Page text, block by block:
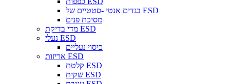
בגדים אנטי -סטטיים של ESD
מסיכת פנים
מדי בדיקת ESD
נעלי ESD
כיסוי נעליים
אריזות ESD
קלטת ESD
שקית ESD